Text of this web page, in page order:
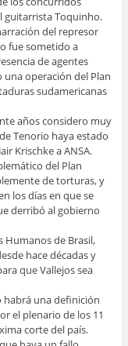
guitarrista Toquinho.
del represor
fue sometido a
de agentes
una operación del Plan
sudamericanas
años considero muy
Tenorio haya estado
Krischke a ANSA.
del Plan
de torturas, y
los días en que se
derribó al gobierno
Humanos de Brasil,
hace décadas y
que Vallejos sea
habrá una definición
el plenario de los 11
corte del país.